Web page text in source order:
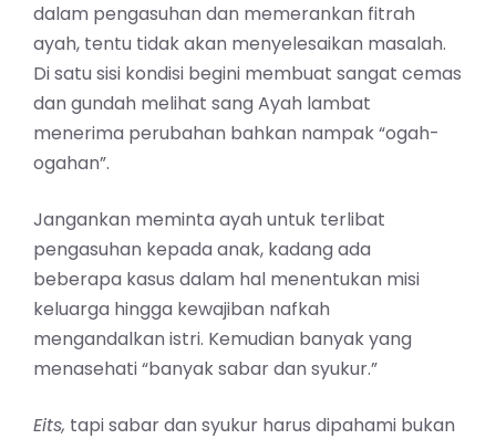
dalam pengasuhan dan memerankan fitrah
ayah, tentu tidak akan menyelesaikan masalah.
Di satu sisi kondisi begini membuat sangat cemas
dan gundah melihat sang Ayah lambat
menerima perubahan bahkan nampak “ogah-
ogahan”.
Jangankan meminta ayah untuk terlibat
pengasuhan kepada anak, kadang ada
beberapa kasus dalam hal menentukan misi
keluarga hingga kewajiban nafkah
mengandalkan istri. Kemudian banyak yang
menasehati “banyak sabar dan syukur.”
Eits, tapi sabar dan syukur harus dipahami bukan